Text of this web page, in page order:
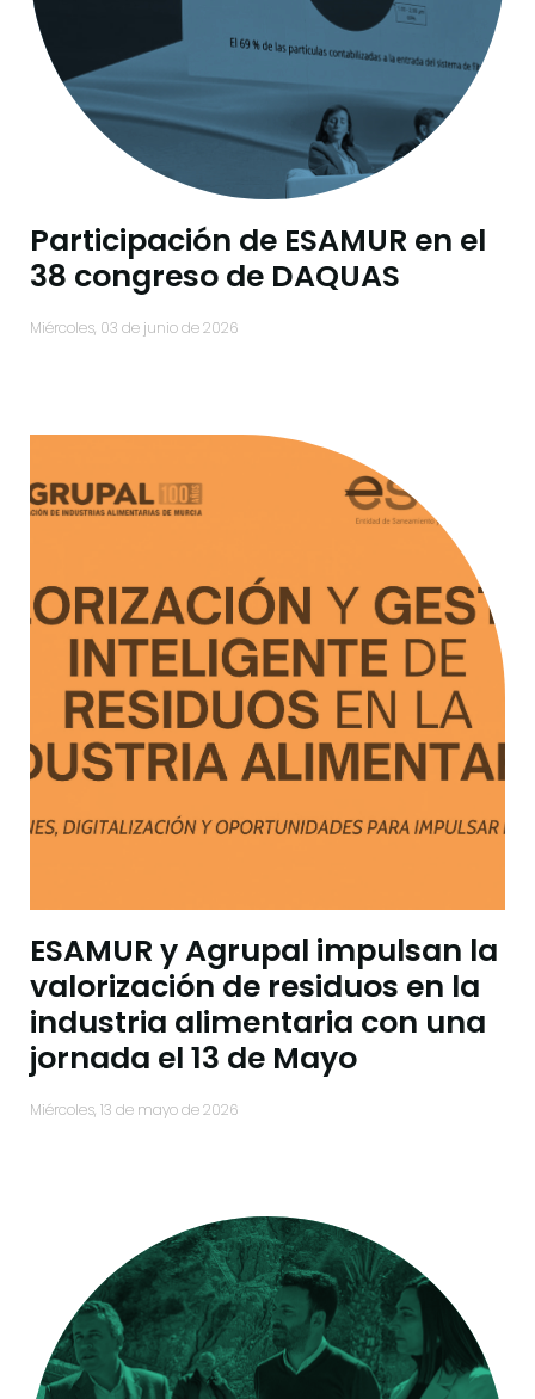
Participación de ESAMUR en el
38 congreso de DAQUAS
miércoles, 03 de junio de 2026
ESAMUR y Agrupal impulsan la
valorización de residuos en la
industria alimentaria con una
jornada el 13 de Mayo
miércoles, 13 de mayo de 2026